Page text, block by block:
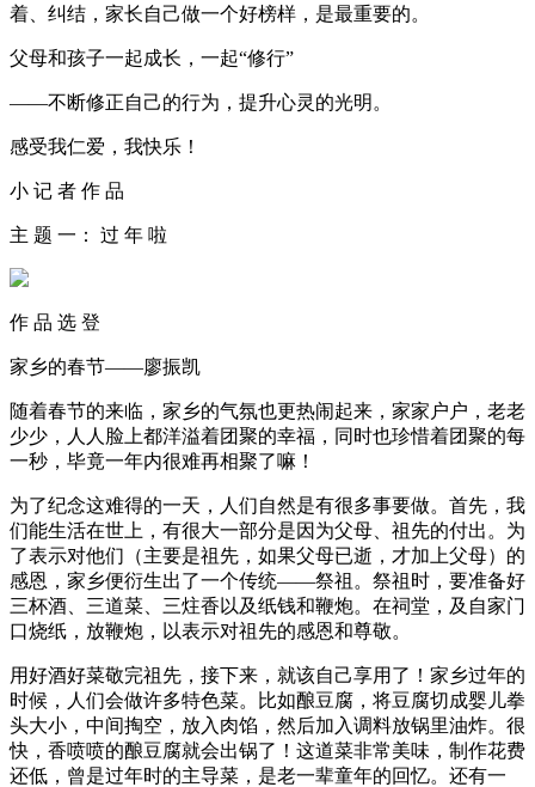
着、纠结，家长自己做一个好榜样，是最重要的。
父母和孩子一起成长，一起“修行”
——不断修正自己的行为，提升心灵的光明。
感受我仁爱，我快乐！
小 记 者 作 品
主 题 一： 过 年 啦
作 品 选 登
家乡的春节——廖振凯
随着春节的来临，家乡的气氛也更热闹起来，家家户户，老老
少少，人人脸上都洋溢着团聚的幸福，同时也珍惜着团聚的每
一秒，毕竟一年内很难再相聚了嘛！
为了纪念这难得的一天，人们自然是有很多事要做。首先，我
们能生活在世上，有很大一部分是因为父母、祖先的付出。为
了表示对他们（主要是祖先，如果父母已逝，才加上父母）的
感恩，家乡便衍生出了一个传统——祭祖。祭祖时，要准备好
三杯酒、三道菜、三炷香以及纸钱和鞭炮。在祠堂，及自家门
口烧纸，放鞭炮，以表示对祖先的感恩和尊敬。
用好酒好菜敬完祖先，接下来，就该自己享用了！家乡过年的
时候，人们会做许多特色菜。比如酿豆腐，将豆腐切成婴儿拳
头大小，中间掏空，放入肉馅，然后加入调料放锅里油炸。很
快，香喷喷的酿豆腐就会出锅了！这道菜非常美味，制作花费
还低，曾是过年时的主导菜，是老一辈童年的回忆。还有一